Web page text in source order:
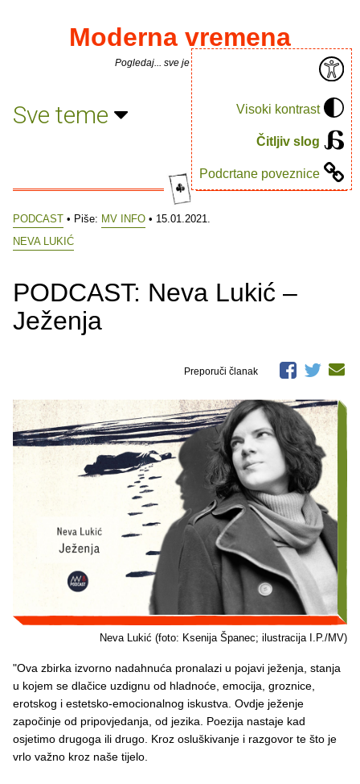
Visoki kontrast
Čitljiv slog
Podcrtane poveznice
Moderna vremena
Pogledaj... sve je puno knjiga.
Sve teme
PODCAST • Piše: MV INFO • 15.01.2021.
NEVA LUKIĆ
PODCAST: Neva Lukić –
Ježenja
Preporuči članak
Neva Lukić (foto: Ksenija Španec; ilustracija I.P./MV)
"Ova zbirka izvorno nadahnuća pronalazi u pojavi ježenja, stanja
u kojem se dlačice uzdignu od hladnoće, emocija, groznice,
erotskog i estetsko-emocionalnog iskustva. Ovdje ježenje
započinje od pripovjedanja, od jezika. Poezija nastaje kad
osjetimo drugoga ili drugo. Kroz osluškivanje i razgovor te što je
vrlo važno kroz naše tijelo.